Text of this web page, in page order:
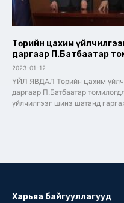
Төрийн цахим
даргаар П.Батбаатар
2023-01-12
ҮЙЛ ЯВДАЛ Төрийн цахим
даргаар П.Батбаатар
үйлчилгээг шинэ шатанд
Харьяа байгууллагууд